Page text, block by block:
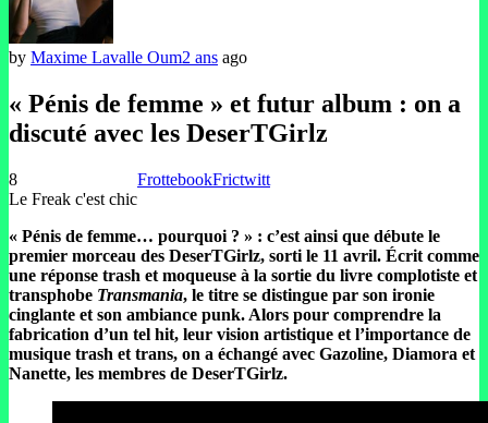
by Maxime Lavalle Oum2 ans ago
« Pénis de femme » et futur album : on a
discuté avec les DeserTGirlz
8
Le Freak c'est chic
FrottebookFrictwitt
« Pénis de femme… pourquoi ? » : c’est ainsi que débute le
premier morceau des DeserTGirlz, sorti le 11 avril. Écrit comme
une réponse trash et moqueuse à la sortie du livre complotiste et
transphobe Transmania, le titre se distingue par son ironie
cinglante et son ambiance punk. Alors pour comprendre la
fabrication d’un tel hit, leur vision artistique et l’importance de
musique trash et trans, on a échangé avec Gazoline, Diamora et
Nanette, les membres de DeserTGirlz.